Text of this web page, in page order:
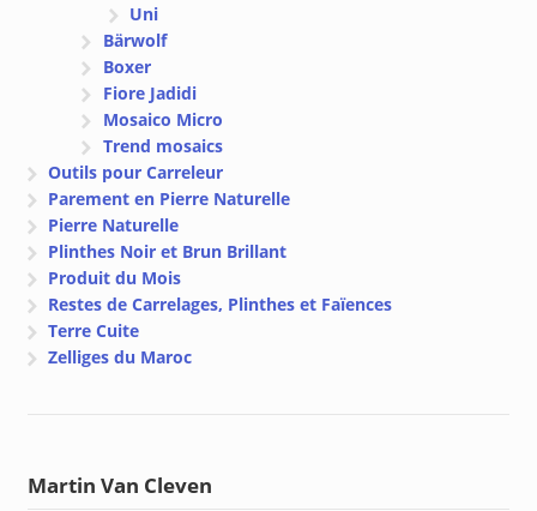
Uni
Bärwolf
Boxer
Fiore Jadidi
Mosaico Micro
Trend mosaics
Outils pour Carreleur
Parement en Pierre Naturelle
Pierre Naturelle
Plinthes Noir et Brun Brillant
Produit du Mois
Restes de Carrelages, Plinthes et Faïences
Terre Cuite
Zelliges du Maroc
Martin Van Cleven